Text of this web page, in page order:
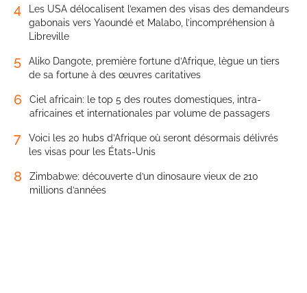
4
Les USA délocalisent l’examen des visas des demandeurs
gabonais vers Yaoundé et Malabo, l’incompréhension à
Libreville
5
Aliko Dangote, première fortune d’Afrique, lègue un tiers
de sa fortune à des œuvres caritatives
6
Ciel africain: le top 5 des routes domestiques, intra-
africaines et internationales par volume de passagers
7
Voici les 20 hubs d’Afrique où seront désormais délivrés
les visas pour les États-Unis
8
Zimbabwe: découverte d’un dinosaure vieux de 210
millions d’années